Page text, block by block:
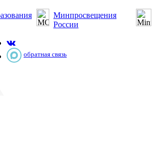
Минпросвещения
России
обратная связь